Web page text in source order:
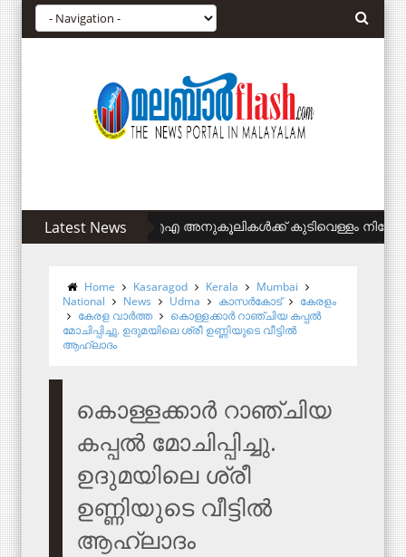
Latest Newsസിഎഎ അനുകൂലികള്‍ക്ക് കുടിവെള്ളം
Home Kasaragod Kerala
Mumbai
National
News Udma കാസര്‍കോട്
കേരളം
കേരള വാര്‍ത്ത
കൊള്ളക്കാർ റാഞ്ചിയ കപ്പൽ
മോചിപ്പിച്ചു. ഉദുമയിലെ ശ്രീ ഉണ്ണിയുടെ വീട്ടിൽ
ആഹ്ലാദം
കൊള്ളക്കാർ റാഞ്ചിയ
കപ്പൽ മോചിപ്പിച്ചു.
ഉദുമയിലെ ശ്രീ
ഉണ്ണിയുടെ വീട്ടിൽ
ആഹ്ലാദം